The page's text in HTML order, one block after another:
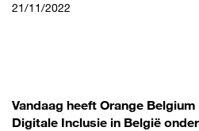
21/11/2022
Vandaag heeft Orange
Digitale Inclusie in België